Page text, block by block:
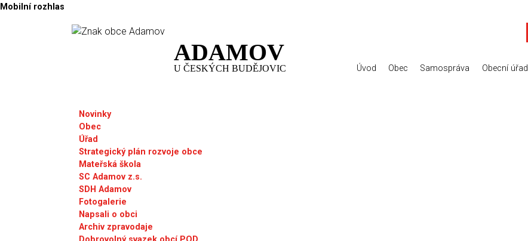
Mobilní rozhlas
ADAMOV
U ČESKÝCH BUDĚJOVIC Úvod Obec Samospráva Obecní úřad
Novinky
Obec
Úřad
Strategický plán rozvoje obce
Mateřská škola
SC Adamov z.s.
SDH Adamov
Fotogalerie
Napsali o obci
Archiv zpravodaje